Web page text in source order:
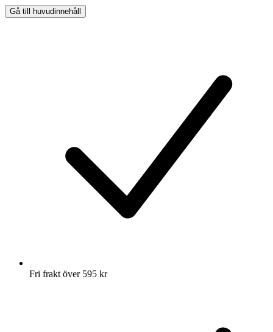
Gå till huvudinnehåll
Fri frakt över 595 kr